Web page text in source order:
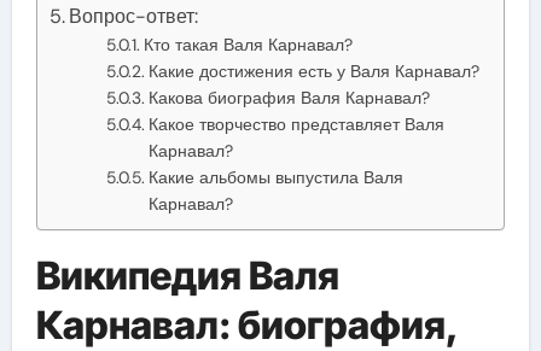
Вопрос-ответ:
Кто такая Валя Карнавал?
Какие достижения есть у Валя Карнавал?
Какова биография Валя Карнавал?
Какое творчество представляет Валя
Карнавал?
Какие альбомы выпустила Валя
Карнавал?
Википедия Валя
Карнавал: биография,